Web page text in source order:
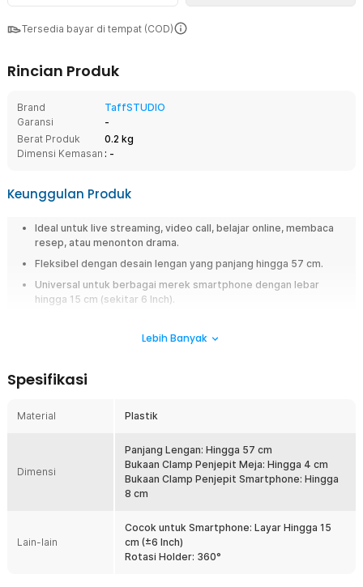
Tersedia bayar di tempat (COD)
Rincian Produk
Brand
TaffSTUDIO
Garansi
-
Berat Produk
0.2 kg
Dimensi Kemasan : -
Keunggulan Produk
Ideal untuk live streaming, video call, belajar online, membaca
resep, atau menonton drama.
Fleksibel dengan desain lengan yang panjang hingga 57 cm.
Universal untuk berbagai merek smartphone dengan lebar
hingga 15 cm (sekitar 6 Inch).
horizontal atau vertikal.
hingga 4 cm.
aktivitas harian seperti menonton, video call, live streaming, hingga
scrolling media sosial. Dengan desain lengan panjang dan fleksibel,
Anda bebas mengatur posisi smartphone sesuai sudut pandang paling
Rotasi 360° dan Sudut Fleksibel
Lebih Banyak
Spesifikasi
Material Plastik
Dimensi
Panjang Lengan: Hingga 57 cm
Bukaan Clamp Penjepit Meja: Hingga 4 cm
Bukaan Clamp Penjepit Smartphone: Hingga
8 cm
Lain-lain
Cocok untuk Smartphone: Layar Hingga 15
cm (±6 Inch)
Rotasi Holder: 360°